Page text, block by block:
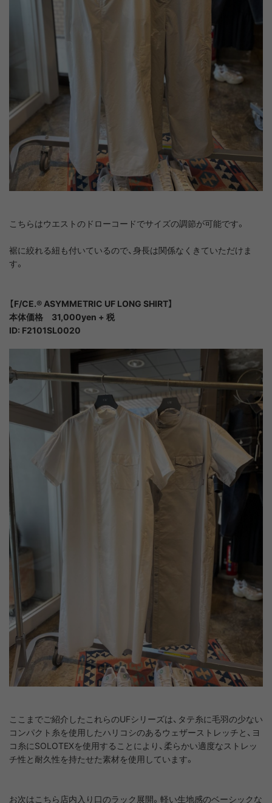
こちらはウエストのドローコードでサイズの調節が可能です。
裾に絞れる紐も付いているので、身長は関係なくきていただけま
す。
【F/CE.®︎ ASYMMETRIC UF LONG SHIRT】
本体価格 31,000yen + 税
ID: F2101SL0020
ここまでご紹介したこれらのUFシリーズは、タテ糸に毛羽の少ない
コンパクト糸を使用したハリコシのあるウェザーストレッチと、ヨ
コ糸にSOLOTEXを使用することにより、柔らかい適度なストレッ
チ性と耐久性を持たせた素材を使用しています。
お次はこちら店内入り口のラック展開。軽い生地感のベーシックな